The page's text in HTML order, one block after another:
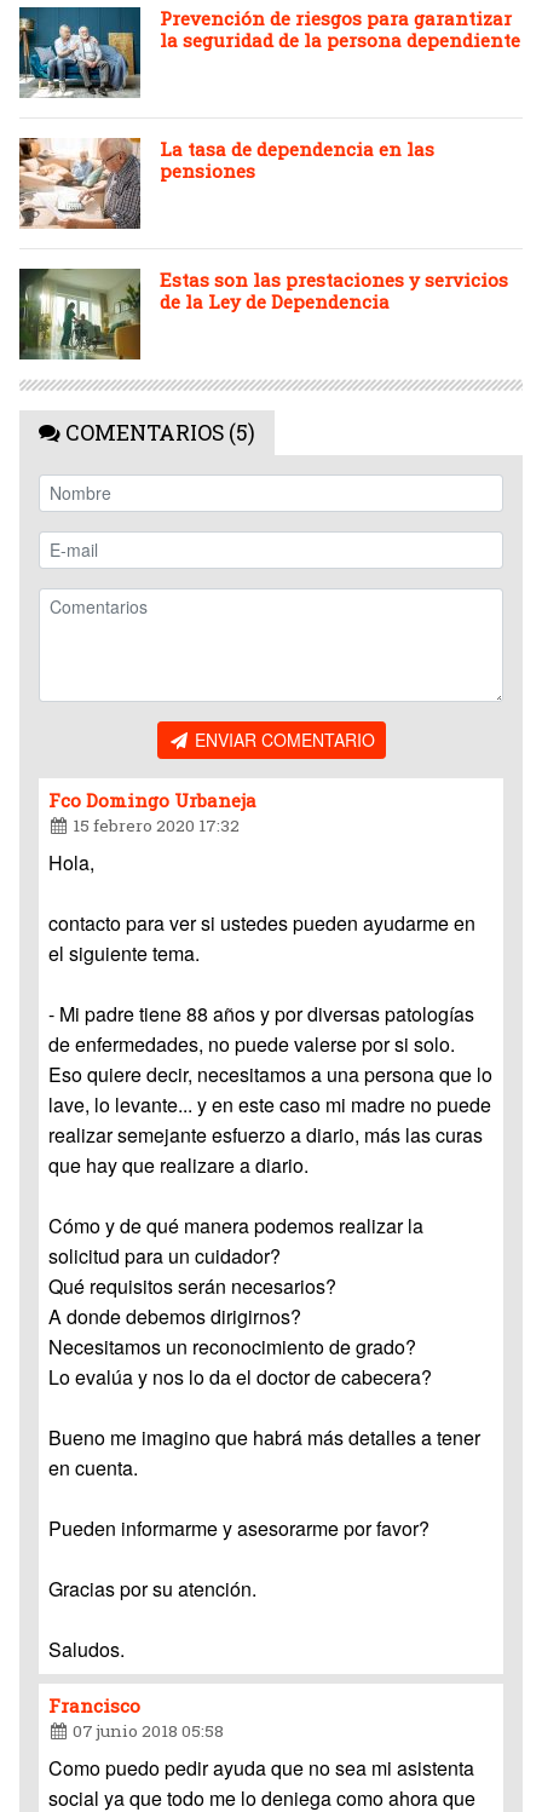
Prevención de riesgos para garantizar
la seguridad de la persona dependiente
La tasa de dependencia en las
pensiones
Estas son las prestaciones y servicios
de la Ley de Dependencia
COMENTARIOS (5)
ENVIAR COMENTARIO
Fco Domingo Urbaneja
15 febrero 2020 17:32
Hola,
contacto para ver si ustedes pueden ayudarme en
el siguiente tema.
- Mi padre tiene 88 años y por diversas patologías
de enfermedades, no puede valerse por si solo.
Eso quiere decir, necesitamos a una persona que lo
lave, lo levante... y en este caso mi madre no puede
realizar semejante esfuerzo a diario, más las curas
que hay que realizare a diario.
Cómo y de qué manera podemos realizar la
solicitud para un cuidador?
Qué requisitos serán necesarios?
A donde debemos dirigirnos?
Necesitamos un reconocimiento de grado?
Lo evalúa y nos lo da el doctor de cabecera?
Bueno me imagino que habrá más detalles a tener
en cuenta.
Pueden informarme y asesorarme por favor?
Gracias por su atención.
Saludos.
Francisco
07 junio 2018 05:58
Como puedo pedir ayuda que no sea mi asistenta
social ya que todo me lo deniega como ahora que